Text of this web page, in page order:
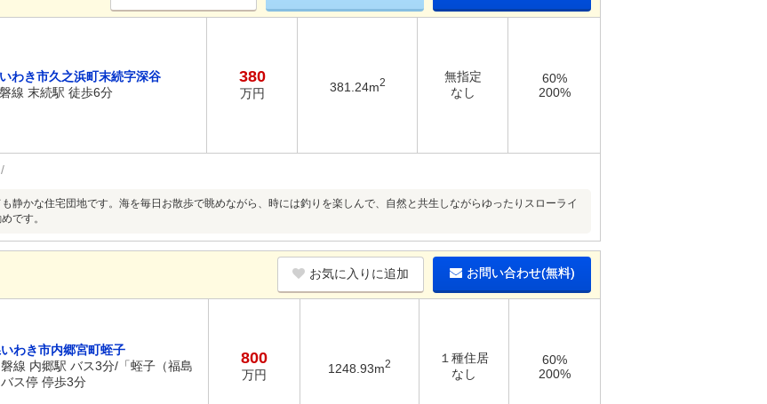
わき市久之浜町末続字深谷
磐線 末続駅 徒歩6分
380
万円 381.24m2
無指定
なし
60%
200%
静かな住宅団地です。海を毎日お散歩で眺めながら、時には釣りを楽しんで、自然と共生しながらゆったりスローライ
です。
お気に入りに追加 お問い合わせ(無料)
わき市内郷宮町蛭子
磐線 内郷駅 バス3分/「蛭子（福島
ス停 停歩3分
800
万円 1248.93m2
１種住居
なし
60%
200%